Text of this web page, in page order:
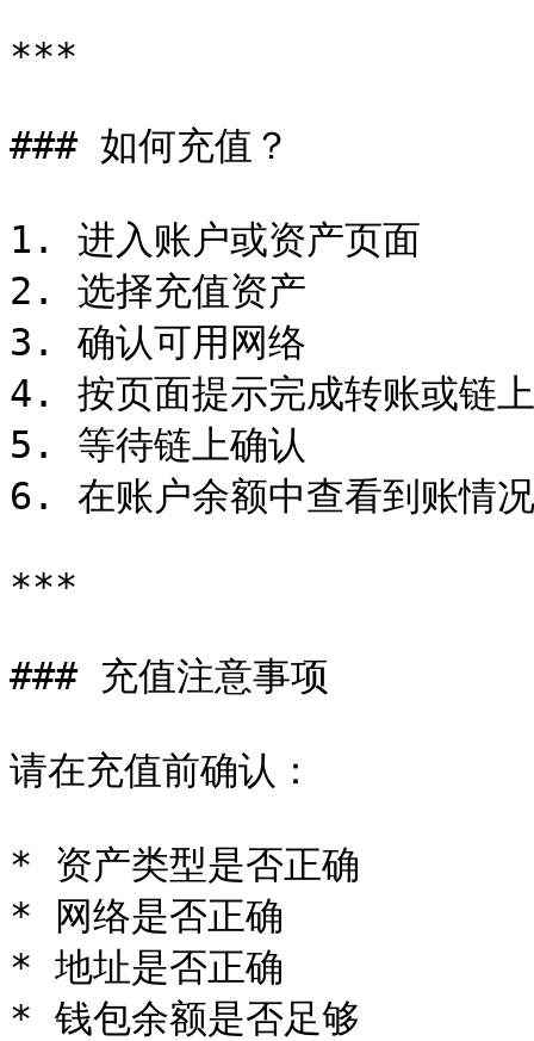
***
### 如何充值？
1. 进入账户或资产页面
2. 选择充值资产
3. 确认可用网络
4. 按页面提示完成转账或链
5. 等待链上确认
6. 在账户余额中查看到账情况
***
### 充值注意事项
请在充值前确认：
* 资产类型是否正确
* 网络是否正确
* 地址是否正确
* 钱包余额是否足够